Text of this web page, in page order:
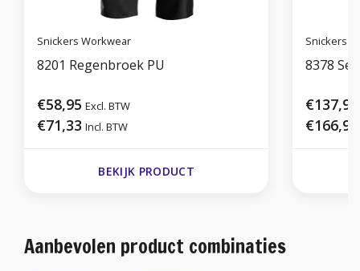
Snickers Workwear
8201 Regenbroek PU
€58,95 Excl. BTW
€71,33 Incl. BTW
BEKIJK PRODUCT
Snickers
8378
€137,95
€166,92
Aanbevolen product combinaties